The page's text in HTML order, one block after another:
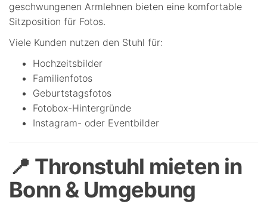
geschwungenen Armlehnen bieten eine komfortable
Sitzposition für Fotos.
Viele Kunden nutzen den Stuhl für:
Hochzeitsbilder
Familienfotos
Geburtstagsfotos
Fotobox-Hintergründe
Instagram- oder Eventbilder
📍 Thronstuhl mieten in
Bonn & Umgebung